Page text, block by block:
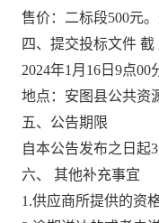
售价： 二标段500元。
四、提交投标文件 截
2024年1 月 16 日 9点00
地点：安图县公共资
五、公告期限
自本公告发布之日起3
六、
其他补充事宜
1.供应商所提供的资